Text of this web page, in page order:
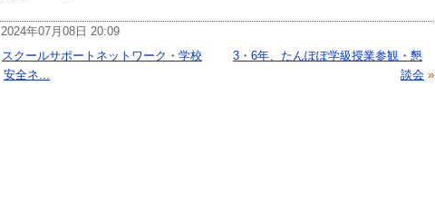
2024年07月08日 20:09
スクールサポートネットワーク・学校
安全ネ...
3・6年、たんぽぽ学級授業参観・懇
談会 »